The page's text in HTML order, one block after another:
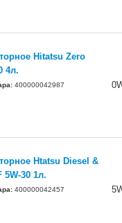
Hitatsu Zero
4л.
400000042987
Htatsu Diesel &
5W-30 1л.
400000042457